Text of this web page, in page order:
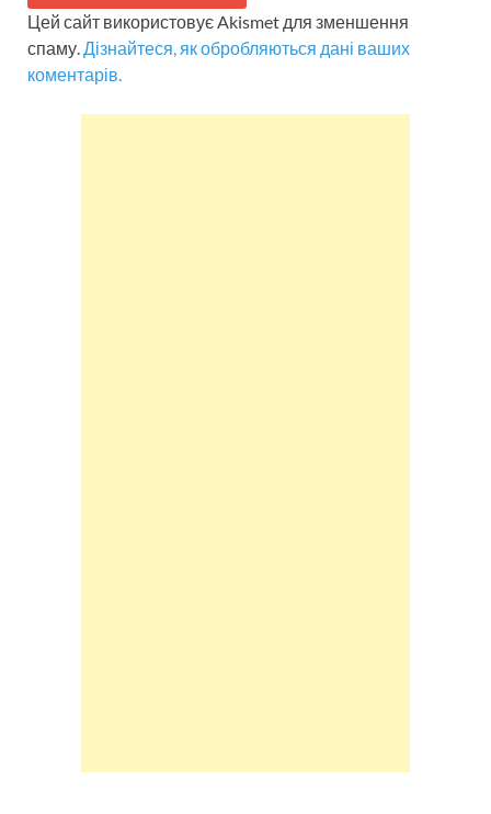
Цей сайт використовує Akismet для зменшення
спаму.Дізнайтеся, як обробляються дані ваших
коментарів.